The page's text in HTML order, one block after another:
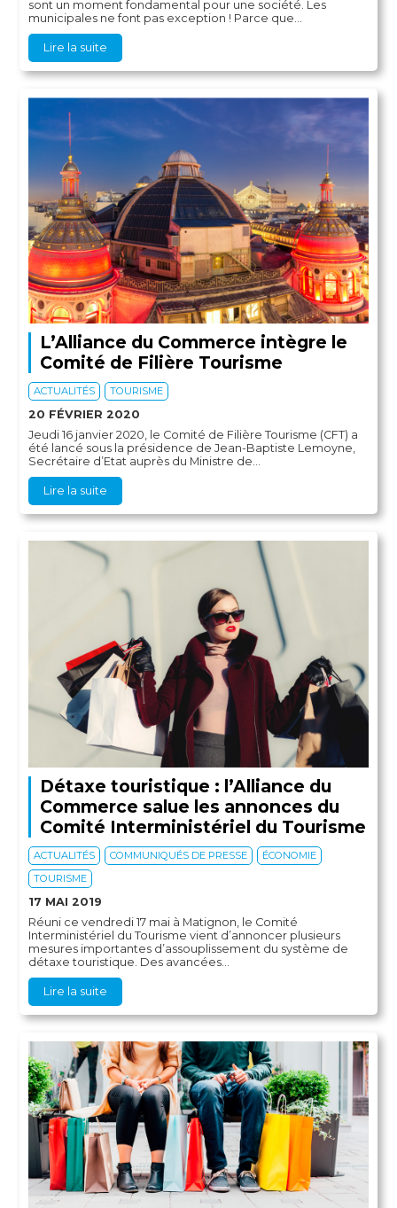
sont un moment fondamental pour une société. Les
municipales ne font pas exception ! Parce que...
Lire la suite
L’Alliance du Commerce intègre le
Comité de Filière Tourisme
ACTUALITÉS TOURISME
20 FÉVRIER 2020
Jeudi 16 janvier 2020, le Comité de Filière Tourisme (CFT) a
été lancé sous la présidence de Jean-Baptiste Lemoyne,
Secrétaire d’Etat auprès du Ministre de...
Lire la suite
Détaxe touristique : l’Alliance du
Commerce salue les annonces du
Comité Interministériel du Tourisme
ACTUALITÉS COMMUNIQUÉS DE PRESSE
ÉCONOMIE
TOURISME
17 MAI 2019
Réuni ce vendredi 17 mai à Matignon, le Comité
Interministériel du Tourisme vient d’annoncer plusieurs
mesures importantes d’assouplissement du système de
détaxe touristique. Des avancées...
Lire la suite